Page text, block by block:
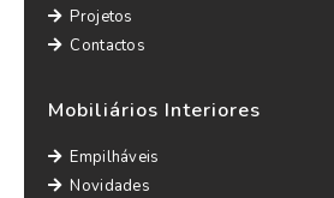
Projetos
Contactos
Mobiliários Interiores
Empilháveis
Novidades